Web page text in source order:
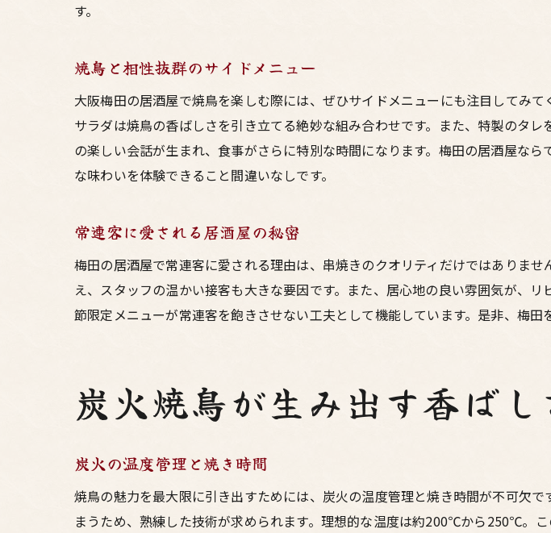
初めての梅田でも
焼鳥の部位ごとに変わる
もも肉のジューシー
レバーの旨味を活か
ネギマのバランス
梅田の夜を彩る居酒屋の
常連客に愛される理
ゆったりとした時間
大阪の焼鳥文化と居酒屋
す。
焼鳥と相性抜群のサイドメニュー
大阪梅田の居酒屋で焼鳥を楽しむ際には、ぜひサイドメニューにも注目してみ
サラダは焼鳥の香ばしさを引き立てる絶妙な組み合わせです。また、特製のタ
の楽しい会話が生まれ、食事がさらに特別な時間になります。梅田の居酒屋な
な味わいを体験できること間違いなしです。
常連客に愛される居酒屋の秘密
梅田の居酒屋で常連客に愛される理由は、串焼きのクオリティだけではありま
え、スタッフの温かい接客も大きな要因です。また、居心地の良い雰囲気が、
節限定メニューが常連客を飽きさせない工夫として機能しています。是非、梅
炭火焼鳥が生み出す香ば
炭火の温度管理と焼き時間
焼鳥の魅力を最大限に引き出すためには、炭火の温度管理と焼き時間が不可欠
まうため、熟練した技術が求められます。理想的な温度は約200℃から250℃。